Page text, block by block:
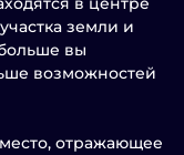
земли и
вы
возможностей
отражающее